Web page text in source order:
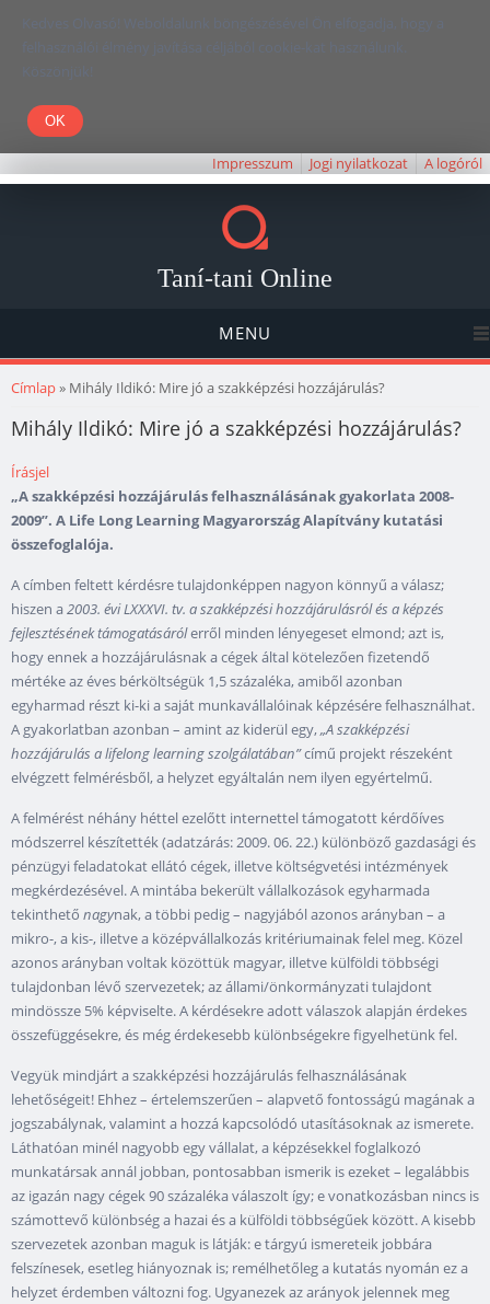
Kedves Olvasó! Weboldalunk böngészésével Ön elfogadja, hogy a
felhasználói élmény javítása céljából cookie-kat használunk.
Köszönjük!
Impresszum Jogi nyilatkozat A logóról
Taní-tani Online
MENU
Jelenlegi hely
Címlap» Mihály Ildikó: Mire jó a szakképzési hozzájárulás?
Mihály Ildikó: Mire jó a szakképzési hozzájárulás?
Írásjel
„A szakképzési hozzájárulás felhasználásának gyakorlata 2008-
2009”. A Life Long Learning Magyarország Alapítvány kutatási
összefoglalója.
A címben feltett kérdésre tulajdonképpen nagyon könnyű a válasz;
hiszen a2003. évi LXXXVI. tv. a szakképzési hozzájárulásról és a képzés
fejlesztésének támogatásárólerről minden lényegeset elmond; azt is,
hogy ennek a hozzájárulásnak a cégek által kötelezően fizetendő
mértéke az éves bérköltségük 1,5 százaléka, amiből azonban
egyharmad részt ki-ki a saját munkavállalóinak képzésére felhasználhat.
A gyakorlatban azonban – amint az kiderül egy,„A szakképzési
hozzájárulás a lifelong learning szolgálatában”című projekt részeként
elvégzett felmérésből, a helyzet egyáltalán nem ilyen egyértelmű.
A felmérést néhány héttel ezelőtt internettel támogatott kérdőíves
módszerrel készítették (adatzárás: 2009. 06. 22.) különböző gazdasági és
pénzügyi feladatokat ellátó cégek, illetve költségvetési intézmények
megkérdezésével. A mintába bekerült vállalkozások egyharmada
tekinthető nagynak, a többi pedig – nagyjából azonos arányban – a
mikro-, a kis-, illetve a középvállalkozás kritériumainak felel meg. Közel
azonos arányban voltak közöttük magyar, illetve külföldi többségi
tulajdonban lévő szervezetek; az állami/önkormányzati tulajdont
mindössze 5% képviselte. A kérdésekre adott válaszok alapján érdekes
összefüggésekre, és még érdekesebb különbségekre figyelhetünk fel.
Vegyük mindjárt a szakképzési hozzájárulás felhasználásának
lehetőségeit! Ehhez – értelemszerűen – alapvető fontosságú magának a
jogszabálynak, valamint a hozzá kapcsolódó utasításoknak az ismerete.
Láthatóan minél nagyobb egy vállalat, a képzésekkel foglalkozó
munkatársak annál jobban, pontosabban ismerik is ezeket – legalábbis
az igazán nagy cégek 90 százaléka válaszolt így; e vonatkozásban nincs is
számottevő különbség a hazai és a külföldi többségűek között. A kisebb
szervezetek azonban maguk is látják: e tárgyú ismereteik jobbára
felszínesek, esetleg hiányoznak is; remélhetőleg a kutatás nyomán ez a
helyzet érdemben változni fog. Ugyanezek az arányok jelennek meg